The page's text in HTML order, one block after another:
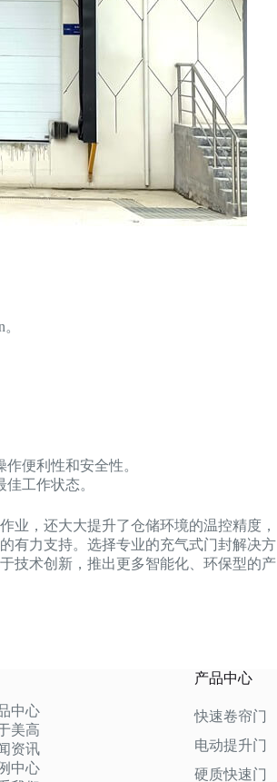
便利性和安全性。
工作状态。
业，还大大提升了仓储环境的温控精度，
有力支持。选择专业的充气式门封解决方
技术创新，推出更多智能化、环保型的产
中心
美高
资讯
中心
产品中心
快速卷帘门
电动提升门
硬质快速门